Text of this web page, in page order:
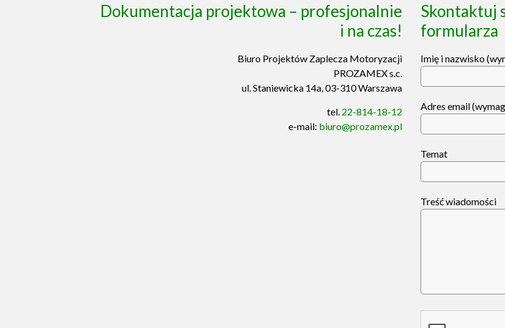
Dokumentacja projektowa – profesjonalnie
i na czas!
Biuro Projektów Zaplecza Motoryzacji
PROZAMEX s.c.
ul. Staniewicka 14a, 03-310 Warszawa
tel. 22-814-18-12
e-mail: biuro@prozamex.pl
Skontaktuj
formularza
Imię i nazwisko
Adres email
Temat
Treść wiadomości